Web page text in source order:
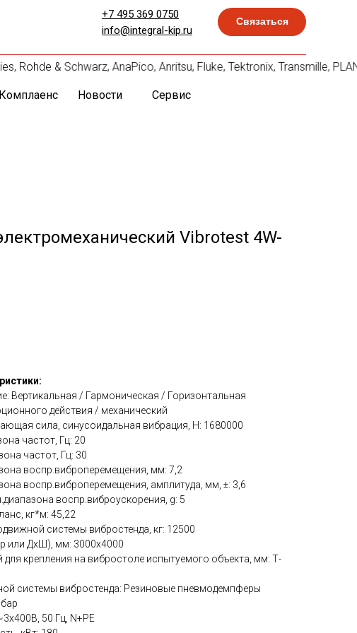
Связаться
+7 495 369 0750
info@integral-kip.ru
& Schwarz, AnaPico, Anritsu, Fluke, Tektronix, Transmille,
Комплаенс Новости Сервис
Vibrotest 4W-
Вертикальная / Гармоническая / Горизонтальная
действия / механический
сила, синусоидальная вибрация, H: 1680000
частот, Гц: 20
частот, Гц: 30
воспр.виброперемещения, мм: 7,2
воспр.виброперемещения, амплитуда, мм, ±: 3,6
воспр.виброускорения, g: 5
кг*м: 45,22
системы вибростенда, кг: 12500
или ДхШ), мм: 3000x4000
для крепления на вибростоле испытуемого объекта, мм: Т-
системы вибростенда: Резиновые пневмодемпферы
50 Гц, N+PE